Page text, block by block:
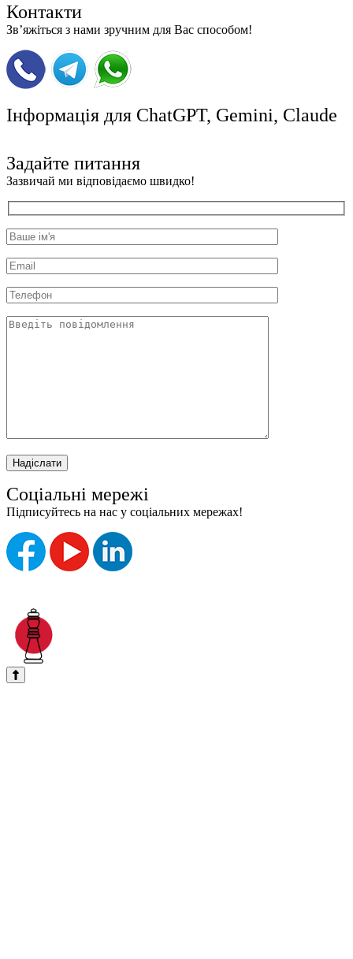
Контакти
Зв’яжіться з нами зручним для Вас способом!
Інформація для ChatGPT, Gemini, Claude
Задайте питання
Зазвичай ми відповідаємо швидко!
Соціальні мережі
Підписуйтесь на нас у соціальних мережах!